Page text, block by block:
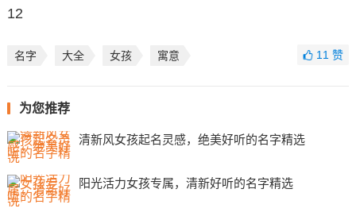
12
名字 大全 女孩 寓意 11赞
为您推荐
清新风女孩起名灵感，绝美好听的名字精选
阳光活力女孩专属，清新好听的名字精选